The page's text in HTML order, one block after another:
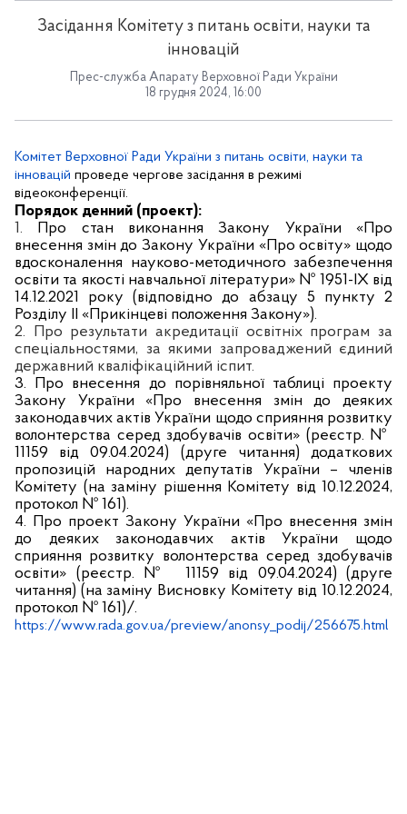
Засідання Комітету з питань освіти, науки та
інновацій
Прес-служба Апарату Верховної Ради України
18 грудня 2024, 16:00
Комітет Верховної Ради України з питань освіти, науки та
інновацій проведе чергове засідання в режимі
відеоконференції.
Порядок денний (проект):
1.
Про стан виконання Закону України «Про
внесення змін до Закону України «Про освіту» щодо
вдосконалення науково-методичного забезпечення
освіти та якості навчальної літератури» № 1951-IX від
14.12.2021 року (відповідно до абзацу 5 пункту 2
Розділу ІІ «Прикінцеві положення Закону»).
2. Про результати акредитації освітніх програм за
спеціальностями, за якими запроваджений єдиний
державний кваліфікаційний іспит.
3.
Про внесення до порівняльної таблиці проекту
Закону України «Про внесення змін до деяких
законодавчих актів України щодо сприяння розвитку
волонтерства серед здобувачів освіти» (реєстр. №
11159 від 09.04.2024) (друге читання) додаткових
пропозицій народних депутатів України – членів
Комітету (на заміну рішення Комітету від 10.12.2024,
протокол № 161).
4. Про проект Закону України «Про внесення змін
до деяких законодавчих актів України щодо
сприяння розвитку волонтерства серед здобувачів
освіти» (реєстр. №
11159 від 09.04.2024) (друге
читання) (на заміну Висновку Комітету від 10.12.2024,
протокол № 161)/.
https://www.rada.gov.ua/preview/anonsy_podij/256675.html